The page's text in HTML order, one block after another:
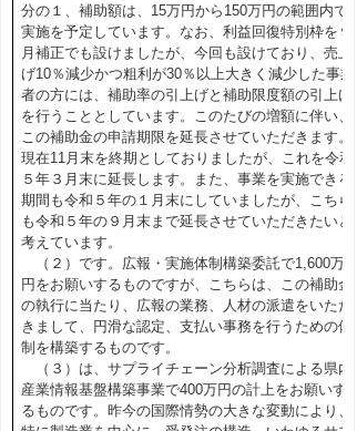
分の１、補助額は、15万円から150万円の範囲内で
実施を予定しています。なお、利益回復特別枠を９
月補正でも設けましたが、今回も設けており、売上
げ10％減少かつ粗利が30％以上大きく減少した事業
者の方には、補助率の引上げと補助限度額の引上げ
を行うこととしています。このたびの増額に伴い、
この補助金の申請期限を延長させていただきます。
現在11月末を終期としておりましたが、これを令和
５年３月末に延長します。また、事業を実施できる
期間も令和５年の１月末にしていましたが、こちら
も令和５年の９月末まで延長させていただきたいと
考えています。
（２）です。広報・実施体制構築委託で1,600万
円をお願いするものですが、こちらは、この補助金
の執行に当たり、広報の業務、人材の派遣をいただ
きまして、円滑な認定、支払い事務を行うための体
制を構築するものです。
（３）は、サプライチェーン分析調査による県内
産業情報基盤構築事業で400万円の計上をお願いす
るものです。昨今の国際情勢の大きな変動により、